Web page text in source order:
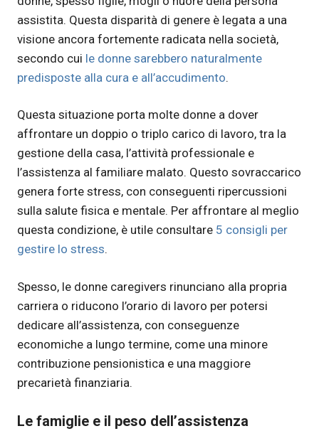
assistita. Questa disparità di genere è legata a una
visione ancora fortemente radicata nella società,
secondo cui le donne sarebbero naturalmente
predisposte alla cura e all’accudimento.
Questa situazione porta molte donne a dover
affrontare un doppio o triplo carico di lavoro, tra la
gestione della casa, l’attività professionale e
l’assistenza al familiare malato. Questo sovraccarico
genera forte stress, con conseguenti ripercussioni
sulla salute fisica e mentale. Per affrontare al meglio
questa condizione, è utile consultare 5 consigli per
gestire lo stress.
Spesso, le donne caregivers rinunciano alla propria
carriera o riducono l’orario di lavoro per potersi
dedicare all’assistenza, con conseguenze
economiche a lungo termine, come una minore
contribuzione pensionistica e una maggiore
precarietà finanziaria.
Le famiglie e il peso dell’assistenza